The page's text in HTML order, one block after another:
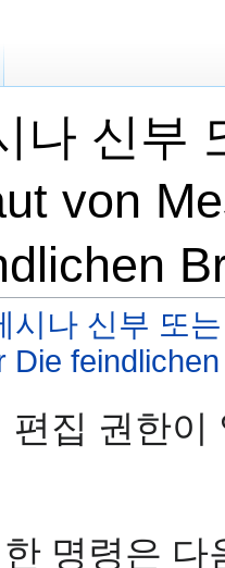
나 신부
von
시나 신부 또
Die
편집 권한이
한 명령은